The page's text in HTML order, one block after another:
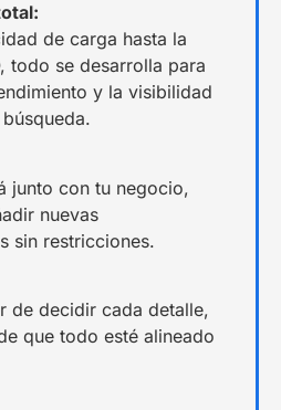
de carga hasta la
todo se desarrolla para
y la visibilidad
junto con tu negocio,
nuevas
sin restricciones.
de decidir cada detalle,
que todo esté alineado